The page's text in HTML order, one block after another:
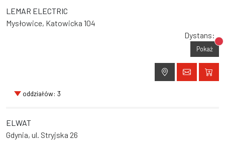
LEMAR ELECTRIC
Mysłowice, Katowicka 104
Dystans:
Pokaż
oddziałów: 3
ELWAT
Gdynia, ul. Stryjska 26